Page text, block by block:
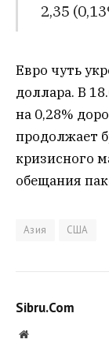
2,35
Евро чуть
доллара. В
на 0,28%
продолжает
кризисного
обещания
Азия США
Sibru.Com
Website